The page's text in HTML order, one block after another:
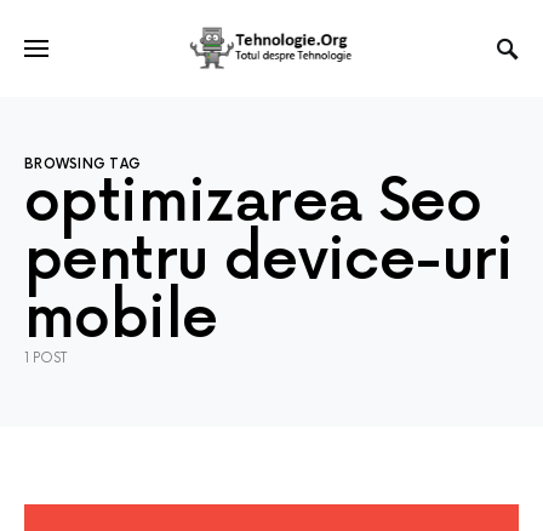
BROWSING TAG
optimizarea Seo
pentru device-uri
mobile
1 POST